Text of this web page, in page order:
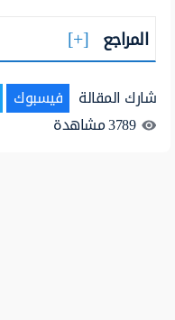
المراجع
شارك المقالة فيسبوك
3789مشاهدة